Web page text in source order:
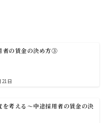
者の賃金の決め方③
21日
を考える～中途採用者の賃金の決